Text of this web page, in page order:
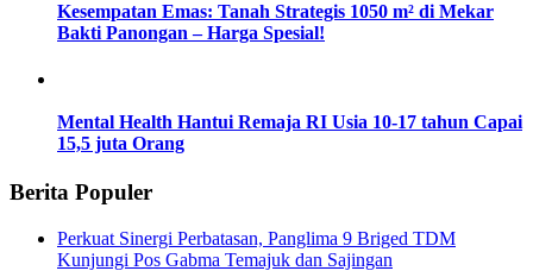
Kesempatan Emas: Tanah Strategis 1050 m² di Mekar
Bakti Panongan – Harga Spesial!
Mental Health Hantui Remaja RI Usia 10-17 tahun Capai
15,5 juta Orang
Berita Populer
Perkuat Sinergi Perbatasan, Panglima 9 Briged TDM
Kunjungi Pos Gabma Temajuk dan Sajingan